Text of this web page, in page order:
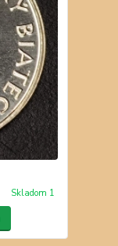
Skladom 1